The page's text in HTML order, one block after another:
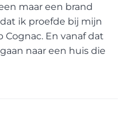
maar een brand
ik proefde bij mijn
En vanaf dat
naar een huis die